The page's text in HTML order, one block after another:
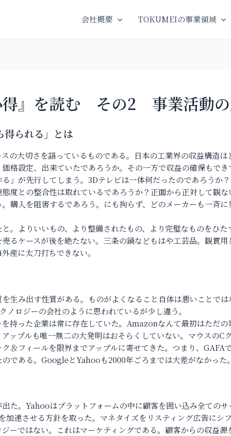
会社概要 TOKUMEIの事業領域
得』を読む その2 事業活動
得られる」とは
の大切さを語っているものである。日本の工業界の収益構造
格設定、出来ていたであろうか。その一方で収益の確保もでき
」が先行してしまう。3Dテレビは一体何だったのであろうか
度との整合性は取れているであろうか？正面から正対して観
購入を阻害するであろう。にも拘らず、どのメーカーも一斉
。よりいいもの、より整備されたもの、より完璧なものをひ
るケースが後を絶たない。三条の鍋などもはや工芸品。観賞
産に太刀打ちできない。
生み出す性質がある。ものがよくなること自体は悪いことで
ノロジーの会社のように思われているが少し違う。
持った企業は常に存在していた。Amazonなんて最初はただの
ップルも唯一無二の大発明はおそらくしていない。マウスのC
＆フィールを限界までアップルに寄せてきた。つまり、
である。GoogleとYahooも2000年ごろまでは大差がなかった。
た。Yahooはプラットフォームの中に顧客を囲い込み全ての
速させる方針を取った。マネタイズをリスティング広告にシ
ーではない。これはマーケティングである。顧客からの収益